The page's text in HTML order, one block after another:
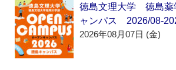
徳島文理大学 徳島
ャンパス 2026/08-
2026年08月07日 (金)